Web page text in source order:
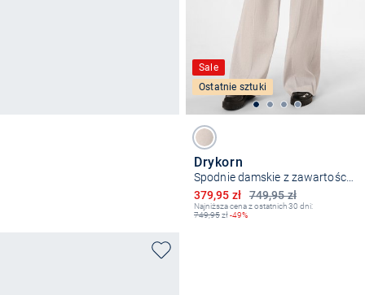
Sale
Ostatnie sztuki
Drykorn
Spodnie damskie z zawartością lnu - Before
749,95 zł
Obniżona cena
379,95 zł
Najniższa cena z ostatnich 30 dni:
749,95zł-49%